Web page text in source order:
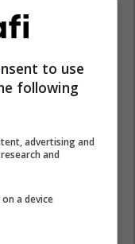
to use
following
advertising and
and
a device